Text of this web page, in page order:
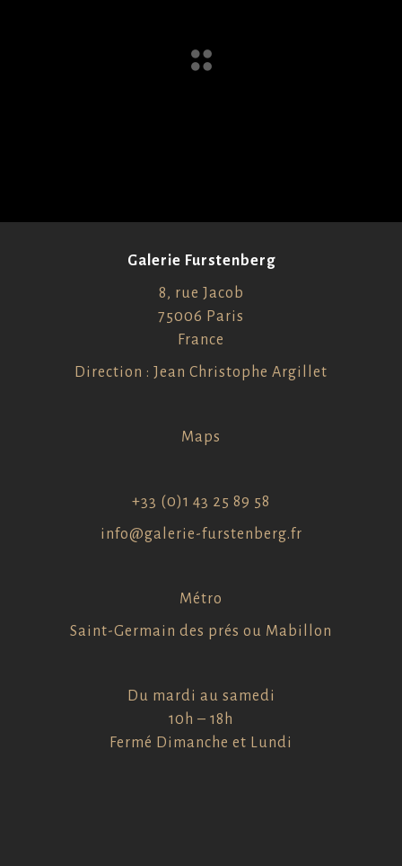
Galerie Furstenberg
8, rue Jacob
75006 Paris
France
Direction : Jean Christophe Argillet
Maps
+33 (0)1 43 25 89 58
info@galerie-furstenberg.fr
Métro
Saint-Germain des prés ou Mabillon
Du mardi au samedi
10h – 18h
Fermé Dimanche et Lundi